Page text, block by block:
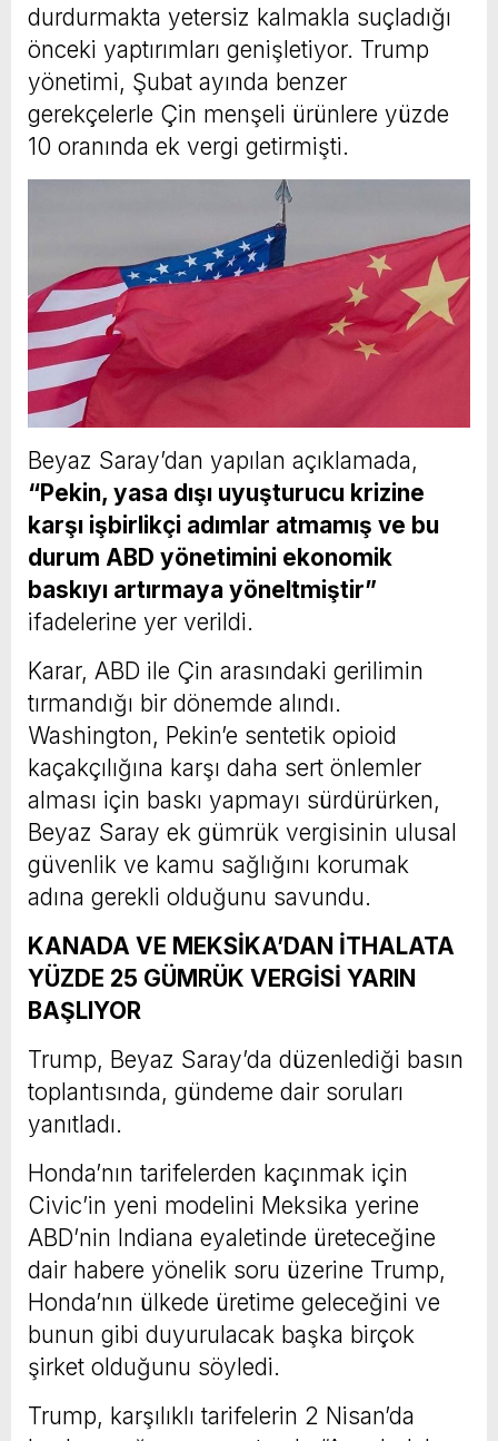
durdurmakta yetersiz kalmakla suçladığı
önceki yaptırımları genişletiyor. Trump
yönetimi, Şubat ayında benzer
gerekçelerle Çin menşeli ürünlere yüzde
10 oranında ek vergi getirmişti.
Beyaz Saray’dan yapılan açıklamada,
“Pekin, yasa dışı uyuşturucu krizine
karşı işbirlikçi adımlar atmamış ve bu
durum ABD yönetimini ekonomik
baskıyı artırmaya yöneltmiştir”
ifadelerine yer verildi.
Karar, ABD ile Çin arasındaki gerilimin
tırmandığı bir dönemde alındı.
Washington, Pekin’e sentetik opioid
kaçakçılığına karşı daha sert önlemler
alması için baskı yapmayı sürdürürken,
Beyaz Saray ek gümrük vergisinin ulusal
güvenlik ve kamu sağlığını korumak
adına gerekli olduğunu savundu.
KANADA VE MEKSİKA’DAN İTHALATA
YÜZDE 25 GÜMRÜK VERGİSİ YARIN
BAŞLIYOR
Trump, Beyaz Saray’da düzenlediği basın
toplantısında, gündeme dair soruları
yanıtladı.
Honda’nın tarifelerden kaçınmak için
Civic’in yeni modelini Meksika yerine
ABD’nin Indiana eyaletinde üreteceğine
dair habere yönelik soru üzerine Trump,
Honda’nın ülkede üretime geleceğini ve
bunun gibi duyurulacak başka birçok
şirket olduğunu söyledi.
Trump, karşılıklı tarifelerin 2 Nisan’da